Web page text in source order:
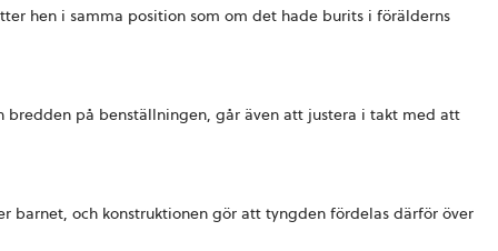
hen i samma position som om det hade burits i förälderns
bredden på benställningen, går även att justera i takt med att
barnet, och konstruktionen gör att tyngden fördelas därför över